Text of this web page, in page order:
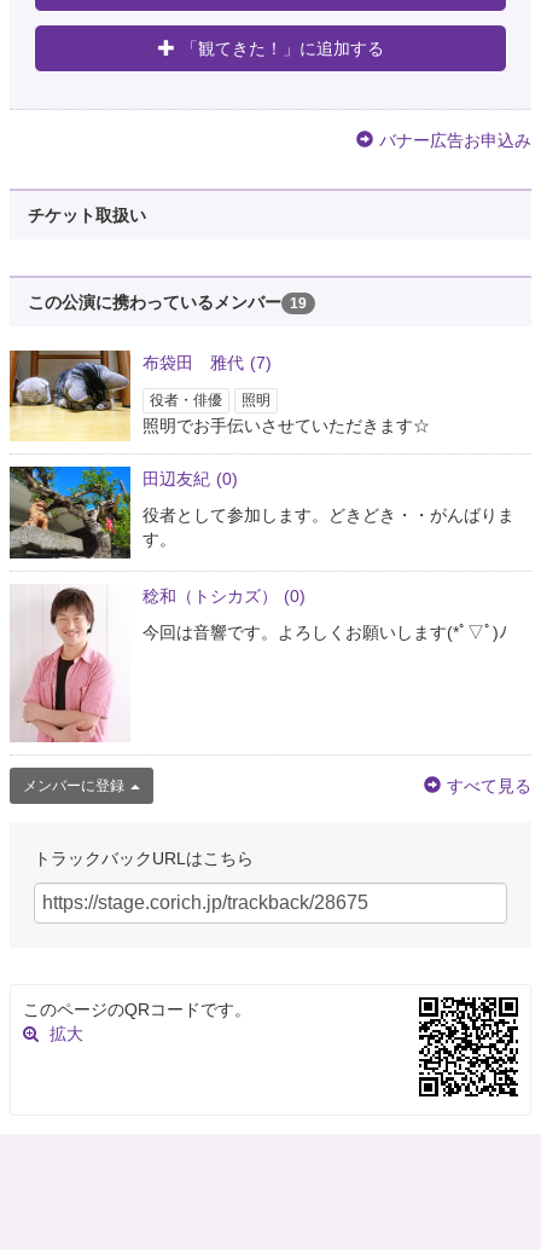
「観てきた！」に追加する
バナー広告お申込み
チケット取扱い
この公演に携わっているメンバー 19
布袋田 雅代 (7)
役者・俳優 照明
照明でお手伝いさせていただきます☆
田辺友紀 (0)
役者として参加します。どきどき・・がんばりま
す。
稔和（トシカズ）
(0)
今回は音響です。よろしくお願いします(*ﾟ▽ﾟ)ﾉ
メンバーに登録 すべて見る
トラックバックURLはこちら
このページのQRコードです。
拡大